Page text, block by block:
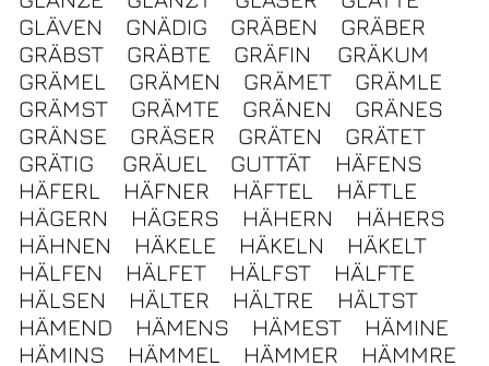
GLÄVEN
GNÄDIG GRÄBEN
GRÄBER
GRÄBST
GRÄBTE GRÄFIN
GRÄKUM
GRÄMEL
GRÄMEN GRÄMET
GRÄMLE
GRÄMST
GRÄMTE GRÄNEN
GRÄNES
GRÄNSE
GRÄSER GRÄTEN
GRÄTET
GRÄTIG
GRÄUEL GUTTÄT
HÄFENS
HÄFERL
HÄFNER HÄFTEL
HÄFTLE
HÄGERN
HÄGERS HÄHERN
HÄHERS
HÄHNEN
HÄKELE HÄKELN
HÄKELT
HÄLFEN
HÄLFET HÄLFST
HÄLFTE
HÄLSEN
HÄLTER HÄLTRE
HÄLTST
HÄMEND
HÄMENS HÄMEST
HÄMINE
HÄMINS
HÄMMEL HÄMMER
HÄMMRE